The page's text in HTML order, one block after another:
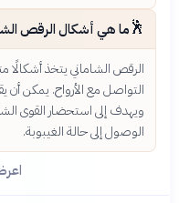
🕺ما هي أشكال الرقص
الرقص الشاماني يتخذ أشكالًا
التواصل مع الأرواح. يمكن أن
ويهدف إلى استحضار القوى
الوصول إلى حالة الغيبوبة.